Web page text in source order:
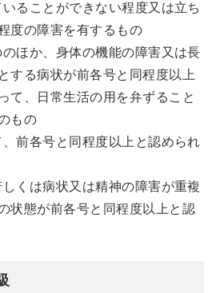
ることができない程度又は立ち
度の障害を有するもの
ほか、身体の機能の障害又は長
する病状が前各号と同程度以上
て、日常生活の用を弁ずること
もの
前各号と同程度以上と認められ
くは病状又は精神の障害が重複
状態が前各号と同程度以上と認